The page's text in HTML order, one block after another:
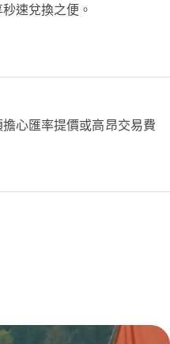
速兌換之便。
心匯率提價或高昂交易費